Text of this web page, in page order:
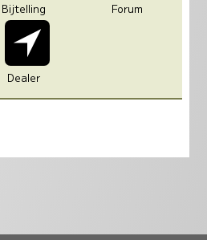
Bijtelling Forum
Dealer